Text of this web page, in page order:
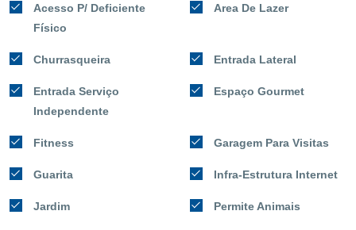
Acesso P/ Deficiente
Físico
Area De Lazer
Churrasqueira Entrada Lateral
Entrada Serviço
Independente
Espaço Gourmet
Fitness Garagem Para Visitas
Guarita Infra-Estrutura Internet
Jardim Permite Animais